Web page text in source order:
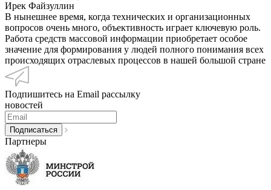
Ирек Файзуллин
В нынешнее время, когда технических и организационных
вопросов очень много, объективность играет ключевую роль.
Работа средств массовой информации приобретает особое
значение для формирования у людей полного понимания всех
происходящих отраслевых процессов в нашей большой стране
Подпишитесь на Email рассылку
новостей
Партнеры